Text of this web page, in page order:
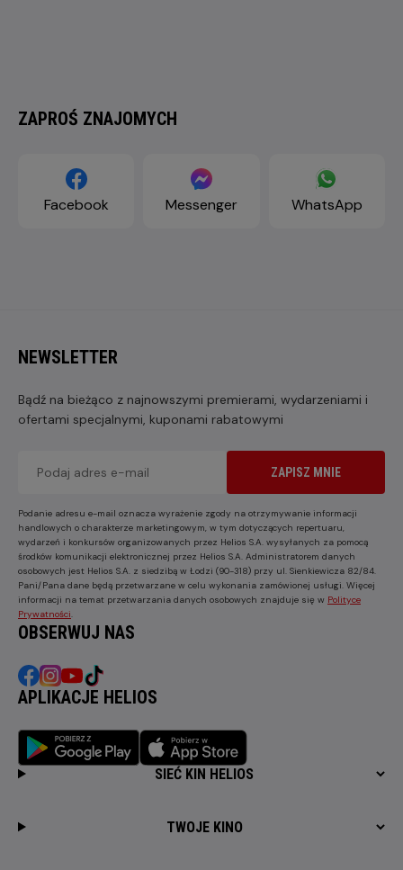
ZAPROŚ ZNAJOMYCH
Facebook Messenger WhatsApp
NEWSLETTER
Bądź na bieżąco z najnowszymi premierami, wydarzeniami i
ofertami specjalnymi, kuponami rabatowymi
ZAPISZ MNIE
Podanie adresu e-mail oznacza wyrażenie zgody na otrzymywanie informacji
handlowych o charakterze marketingowym, w tym dotyczących repertuaru,
wydarzeń i konkursów organizowanych przez Helios S.A. wysyłanych za pomocą
środków komunikacji elektronicznej przez Helios S.A. Administratorem danych
osobowych jest Helios S.A. z siedzibą w Łodzi (90-318) przy ul. Sienkiewicza 82/84.
Pani/Pana dane będą przetwarzane w celu wykonania zamówionej usługi. Więcej
informacji na temat przetwarzania danych osobowych znajduje się w Polityce
Prywatności
OBSERWUJ NAS
APLIKACJE HELIOS
SIEĆ KIN HELIOS
TWOJE KINO